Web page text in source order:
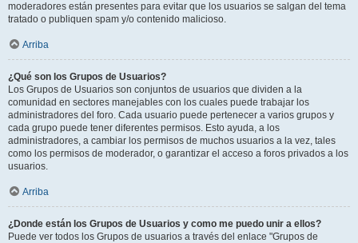
moderadores están presentes para evitar que los usuarios se salgan del tema
tratado o publiquen spam y/o contenido malicioso.
Arriba
¿Qué son los Grupos de Usuarios?
Los Grupos de Usuarios son conjuntos de usuarios que dividen a la
comunidad en sectores manejables con los cuales puede trabajar los
administradores del foro. Cada usuario puede pertenecer a varios grupos y
cada grupo puede tener diferentes permisos. Esto ayuda, a los
administradores, a cambiar los permisos de muchos usuarios a la vez, tales
como los permisos de moderador, o garantizar el acceso a foros privados a los
usuarios.
Arriba
¿Donde están los Grupos de Usuarios y como me puedo unir a ellos?
Puede ver todos los Grupos de usuarios a través del enlace "Grupos de